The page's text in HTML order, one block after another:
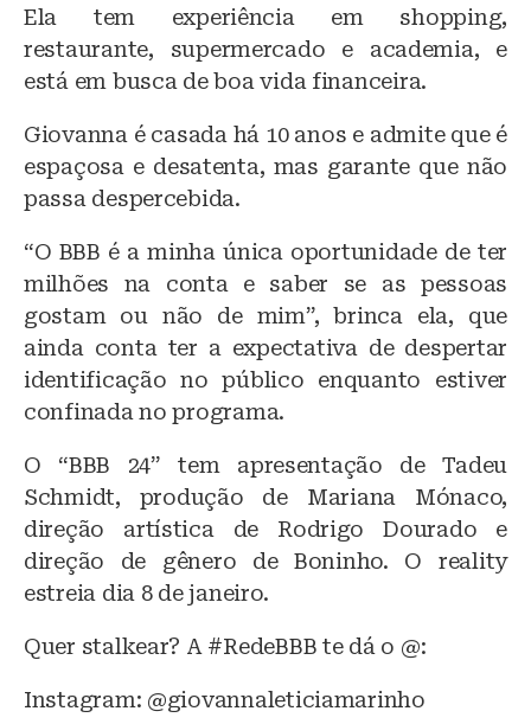
Ela tem experiência em shopping,
restaurante, supermercado e academia, e
está em busca de boa vida financeira.
Giovanna é casada há 10 anos e admite que é
espaçosa e desatenta, mas garante que não
passa despercebida.
“O BBB é a minha única oportunidade de ter
milhões na conta e saber se as pessoas
gostam ou não de mim”, brinca ela, que
ainda conta ter a expectativa de despertar
identificação no público enquanto estiver
confinada no programa.
O “BBB 24” tem apresentação de Tadeu
Schmidt, produção de Mariana Mónaco,
direção artística de Rodrigo Dourado e
direção de gênero de Boninho. O reality
estreia dia 8 de janeiro.
Quer stalkear? A #RedeBBB te dá o @:
Instagram: @giovannaleticiamarinho